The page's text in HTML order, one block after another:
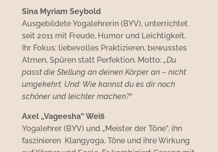
Sina Myriam Seybold
Ausgebildete Yogalehrerin (BYV), unterrichtet
seit 2011 mit Freude, Humor und Leichtigkeit.
Ihr Fokus: liebevolles Praktizieren, bewusstes
Atmen, Spüren statt Perfektion. Motto: „Du
passt die Stellung an deinen Körper an – nicht
umgekehrt. Und: Wie kannst du es dir noch
schöner und leichter machen?“
Axel „Vageesha“ Weiß
Yogalehrer (BYV) und „Meister der Töne“. ihn
faszinieren Klangyoga, Töne und ihre Wirkung